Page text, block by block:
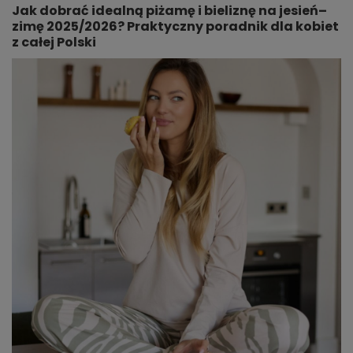
Jak dobrać idealną piżamę i bieliznę na jesień–
zimę 2025/2026? Praktyczny poradnik dla kobiet
z całej Polski